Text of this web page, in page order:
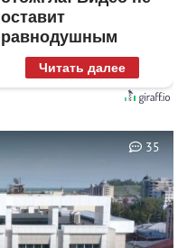
оставит
равнодушным
Читать далее
35